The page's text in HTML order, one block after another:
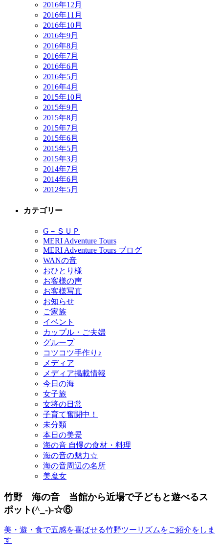
2016年12月
2016年11月
2016年10月
2016年9月
2016年8月
2016年7月
2016年6月
2016年5月
2016年4月
2015年10月
2015年9月
2015年8月
2015年7月
2015年6月
2015年5月
2015年3月
2014年7月
2014年6月
2012年5月
カテゴリー
G－ＳＵＰ
MERI Adventure Tours
MERI Adventure Tours ブログ
WANの音
おひとり様
お客様の声
お客様写真
お知らせ
ご家族
イベント
カップル・ご夫婦
グループ
コツコツ手作り♪
メディア
メディア掲載情報
今日の海
女子旅
女将の日常
子育て奮闘中！
未分類
本日の美景
海の音 自慢の食材・料理
海の音の魅力☆
海の音周辺の名所
美魔女
竹野 海の音 当館から近場で子どもと遊べるス
ポット(^_-)-☆⑥
美・遊・食で五感を喜ばせる竹野ツーリズムをご紹介をしま
す